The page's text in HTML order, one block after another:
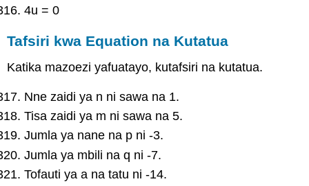
4u = 0
Tafsiri kwa Equation na Kutatua
Katika mazoezi yafuatayo, kutafsiri na kutatua.
Nne zaidi ya n ni sawa na 1.
Tisa zaidi ya m ni sawa na 5.
Jumla ya nane na p ni -3.
Jumla ya mbili na q ni -7.
Tofauti ya a na tatu ni -14.